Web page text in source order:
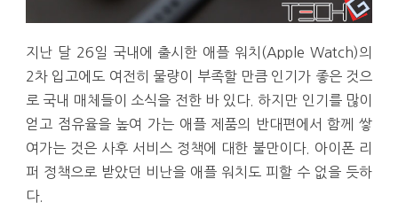
지난 달 26일 국내에 출시한 애플 워치(Apple Watch)의
2차 입고에도 여전히 물량이 부족할 만큼 인기가 좋은 것으
로 국내 매체들이 소식을 전한 바 있다. 하지만 인기를 많이
얻고 점유율을 높여 가는 애플 제품의 반대편에서 함께 쌓
여가는 것은 사후 서비스 정책에 대한 불만이다. 아이폰 리
퍼 정책으로 받았던 비난을 애플 워치도 피할 수 없을 듯하
다.